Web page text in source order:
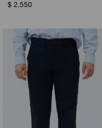
$ 2.550